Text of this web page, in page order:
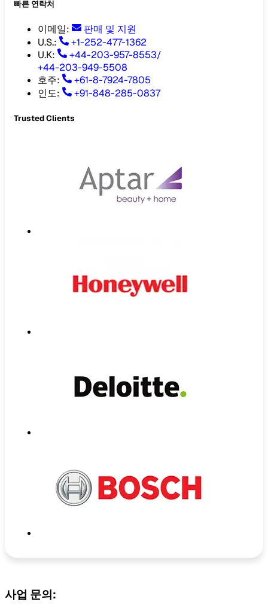
빠른 연락처
이메일:
판매 및 지원
U.S.:
+1-252-477-1362
U.K:
+44-203-957-8553/
+44-203-949-5508
호주:
+61-8-7924-7805
인도: +91-848-285-0837
Trusted Clients
사업 문의: